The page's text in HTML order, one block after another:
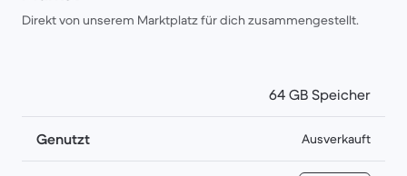
Direkt von unserem Marktplatz für dich zusammengestellt.
64 GB Speicher
Genutzt Ausverkauft